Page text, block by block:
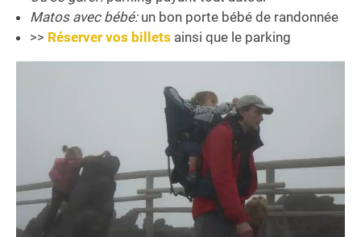
Matos avec bébé:un bon porte bébé de randonnée
>> Réserver vos billets ainsi que le parking